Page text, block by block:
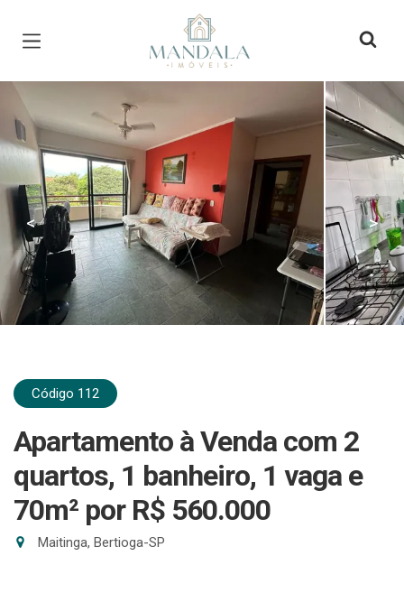
Página inicial
< >
Código 112
Apartamento à Venda com 2
quartos, 1 banheiro, 1 vaga e
70m² por R$ 560.000
Maitinga, Bertioga-SP